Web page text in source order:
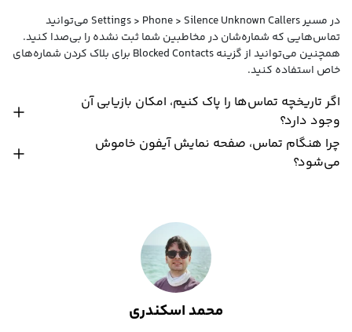
در مسیر Settings > Phone > Silence Unknown Callers می‌توانید
تماس‌هایی که شماره‌شان در مخاطبین شما ثبت نشده را بی‌صدا کنید.
همچنین می‌توانید از گزینه Blocked Contacts برای بلاک کردن شماره‌های
خاص استفاده کنید.
اگر تاریخچه تماس‌ها را پاک کنیم، امکان بازیابی آن
وجود دارد؟
چرا هنگام تماس، صفحه نمایش آیفون خاموش
می‌شود؟
محمد اسکندری